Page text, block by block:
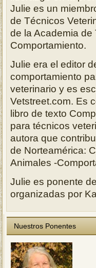
Julie es un
de Técnicos
de la Academia
Comportamiento.
Julie era el editor
comportamiento
veterinario y es
Vetstreet.com. Es
libro de texto
para técnicos
autora que
de Norteamérica:
Animales -
Julie es ponente
organizadas por
Nuestros Ponentes